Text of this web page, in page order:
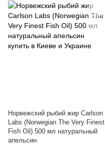
Норвежский рыбий жир Carlson
Labs (Norwegian The Very Finest
Fish Oil) 500 мл натуральный
апельсин